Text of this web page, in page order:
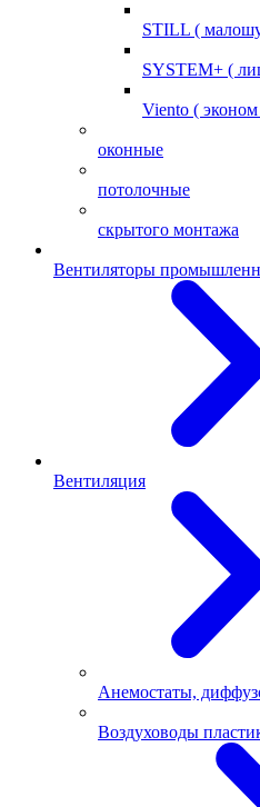
STILL (
SYSTEM+ (
Viento ( эконом
оконные
потолочные
скрытого монтажа
Вентиляторы
Вентиляция
Анемостаты,
Воздуховоды